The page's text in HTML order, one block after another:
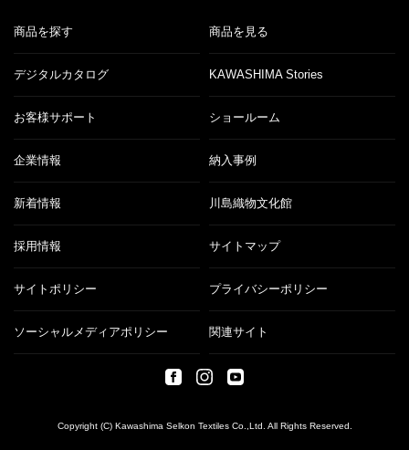
商品を探す 商品を見る
デジタルカタログ KAWASHIMA Stories
お客様サポート ショールーム
企業情報 納入事例
新着情報 川島織物文化館
採用情報 サイトマップ
サイトポリシー プライバシーポリシー
ソーシャルメディアポリシー 関連サイト
Copyright (C) Kawashima Selkon Textiles Co.,Ltd. All Rights Reserved.